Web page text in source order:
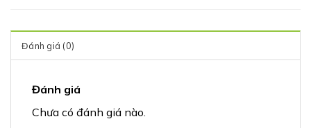
Đánh giá (0)
Đánh giá
Chưa có đánh giá nào.